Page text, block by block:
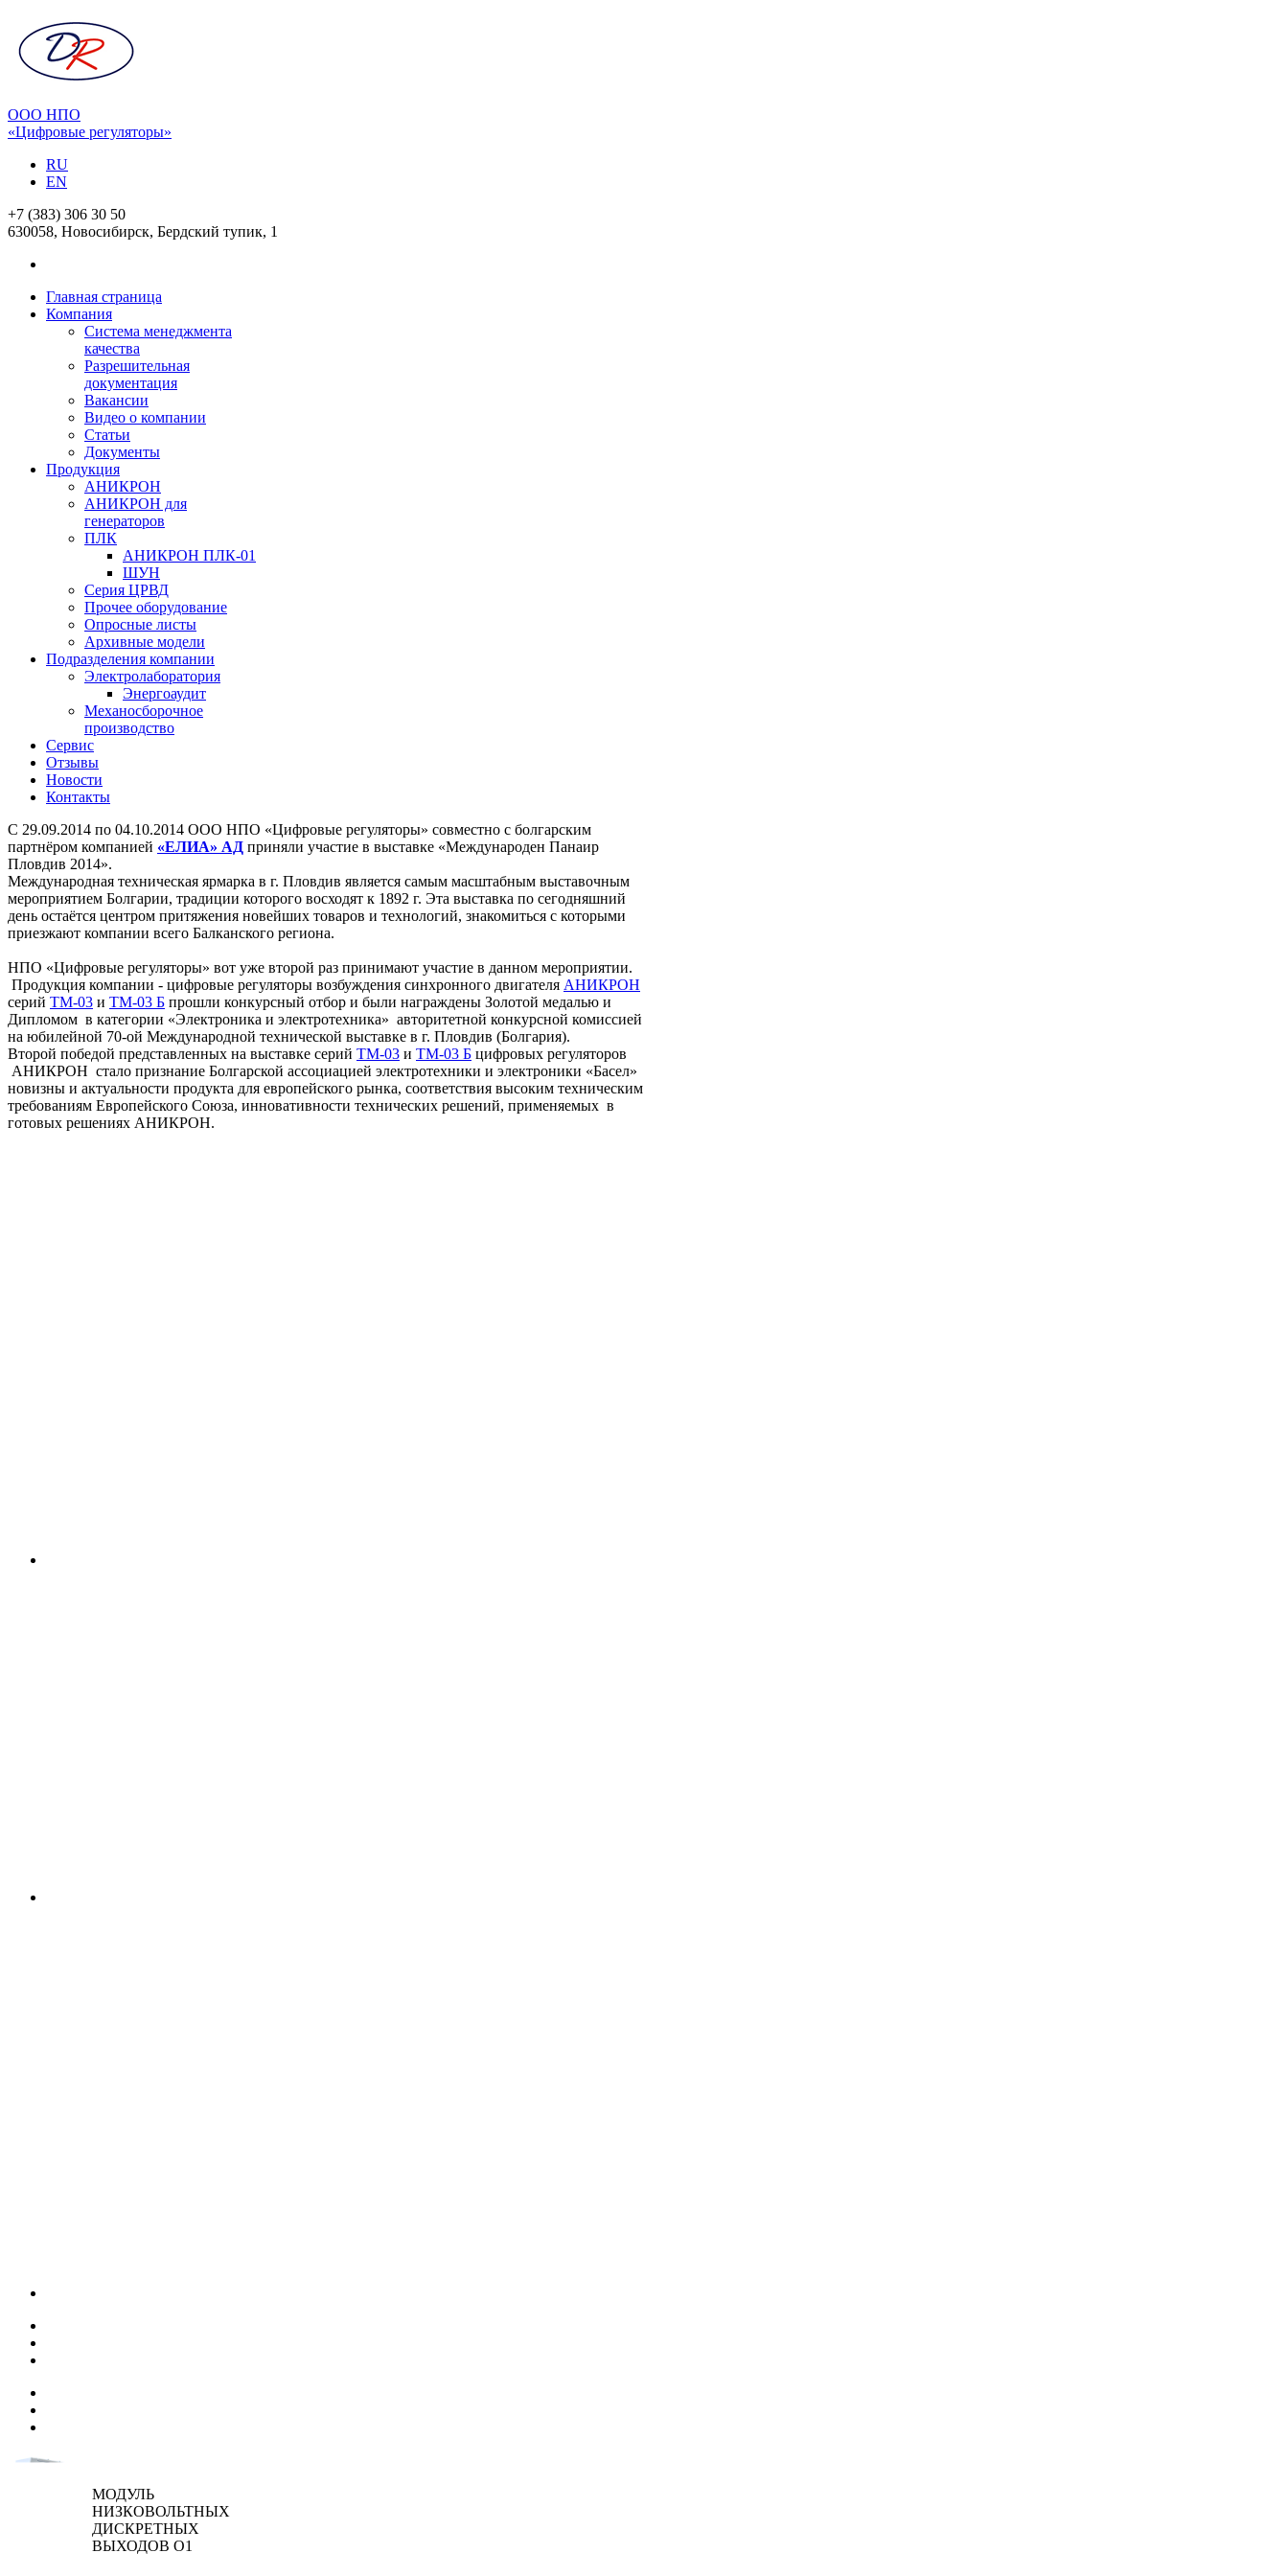
ООО НПО
«Цифровые регуляторы»
RU
EN
+7 (383) 306 30 50
630058, Новосибирск, Бердский тупик, 1
Главная страница
Компания
Система менеджмента
качества
Разрешительная
документация
Вакансии
Видео о компании
Статьи
Документы
Продукция
АНИКРОН
АНИКРОН для
генераторов
ПЛК
АНИКРОН ПЛК-01
ШУН
Серия ЦРВД
Прочее оборудование
Опросные листы
Архивные модели
Подразделения компании
Электролаборатория
Энергоаудит
Механосборочное
производство
Сервис
Отзывы
Новости
Контакты
C 29.09.2014 по 04.10.2014 ООО НПО «Цифровые регуляторы» совместно с болгарским
партнёром компанией «ЕЛИА» АД приняли участие в выставке «Международен Панаир
Пловдив 2014».
Международная техническая ярмарка в г. Пловдив является самым масштабным выставочным
мероприятием Болгарии, традиции которого восходят к 1892 г. Эта выставка по сегодняшний
день остаётся центром притяжения новейших товаров и технологий, знакомиться с которыми
приезжают компании всего Балканского региона.
НПО «Цифровые регуляторы» вот уже второй раз принимают участие в данном мероприятии.
Продукция компании - цифровые регуляторы возбуждения синхронного двигателя АНИКРОН
серий ТМ-03 и TM-03 Б прошли конкурсный отбор и были награждены Золотой медалью и
Дипломом в категории «Электроника и электротехника» авторитетной конкурсной комиссией
на юбилейной 70-ой Международной технической выставке в г. Пловдив (Болгария).
Второй победой представленных на выставке серий ТМ-03 и TM-03 Б цифровых регуляторов
АНИКРОН стало признание Болгарской ассоциацией электротехники и электроники «Басел»
новизны и актуальности продукта для европейского рынка, соответствия высоким техническим
требованиям Европейского Союза, инновативности технических решений, применяемых в
готовых решениях АНИКРОН.
МОДУЛЬ
НИЗКОВОЛЬТНЫХ
ДИСКРЕТНЫХ
ВЫХОДОВ О1